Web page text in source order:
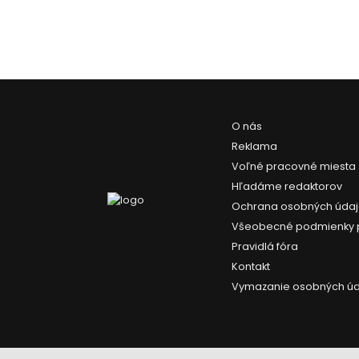
O nás
Reklama
Voľné pracovné miesta
Hľadáme redaktorov
Ochrana osobných
Všeobecné podmienky
Pravidlá fóra
Kontakt
Vymazanie osobných